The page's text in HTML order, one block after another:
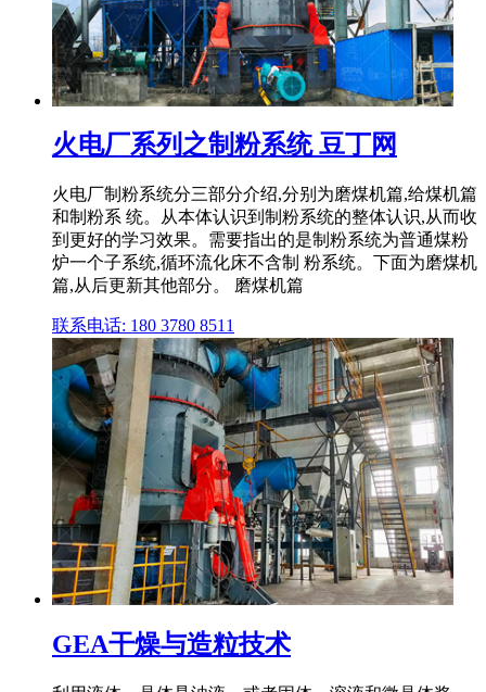
火电厂系列之制粉系统 豆丁网
火电厂制粉系统分三部分介绍,分别为磨煤机篇,给煤机篇
和制粉系 统。从本体认识到制粉系统的整体认识,从而收
到更好的学习效果。需要指出的是制粉系统为普通煤粉
炉一个子系统,循环流化床不含制 粉系统。下面为磨煤机
篇,从后更新其他部分。 磨煤机篇
联系电话: 180 3780 8511
GEA干燥与造粒技术